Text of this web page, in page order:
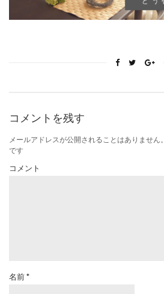
コメントを残す
メールアドレスが公開されることはありません。
です
コメント
名前*